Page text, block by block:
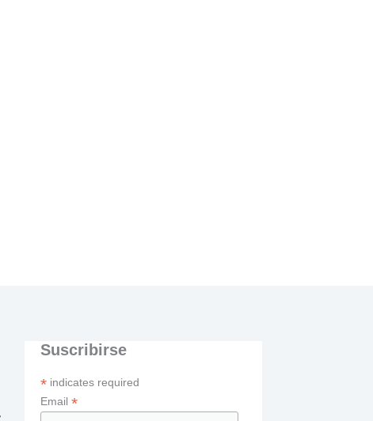
Suscribirse
* indicates required
Email*